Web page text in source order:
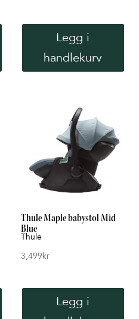
Legg i
handlekurv
Thule Maple babystol Mid
Blue
Thule
3,499kr
Legg i